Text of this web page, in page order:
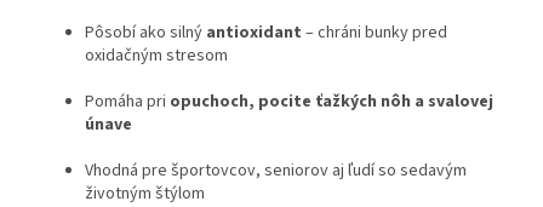
Pôsobí ako silný antioxidant – chráni bunky pred
oxidačným stresom
Pomáha pri opuchoch, pocite ťažkých nôh a svalovej
únave
Vhodná pre športovcov, seniorov aj ľudí so sedavým
životným štýlom